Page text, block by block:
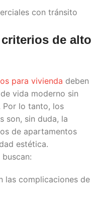
con tránsito
de alto
para vivienda deben
vida moderno sin
Por lo tanto, los
son, sin duda, la
de apartamentos
estética.
las complicaciones de